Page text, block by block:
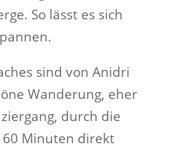
So lässt es sich
sind von Anidri
Wanderung, eher
durch die
Minuten direkt